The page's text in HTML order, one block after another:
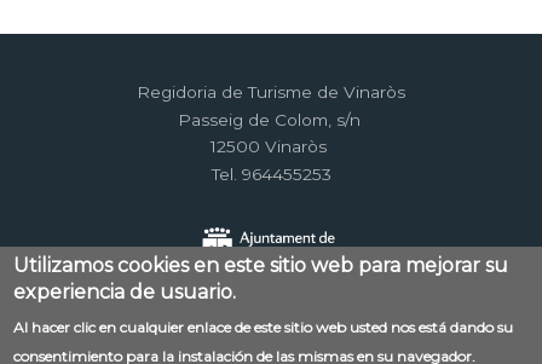
Regidoria de Turisme de Vinaròs
Passeig de Colom, s/n
12500 Vinaròs
Tel. 964455253
Utilizamos cookies en este sitio web para mejorar su
experiencia de usuario.
Al hacer clic en cualquier enlace de este sitio web usted nos está dando su
consentimiento para la instalación de las mismas en su navegador.